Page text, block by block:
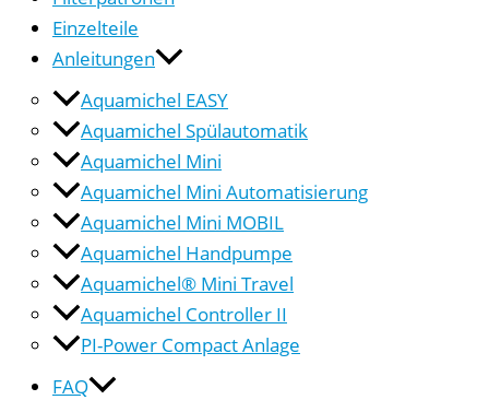
Einzelteile
Anleitungen
Aquamichel EASY
Aquamichel Spülautomatik
Aquamichel Mini
Aquamichel Mini Automatisierung
Aquamichel Mini MOBIL
Aquamichel Handpumpe
Aquamichel® Mini Travel
Aquamichel Controller II
PI-Power Compact Anlage
FAQ